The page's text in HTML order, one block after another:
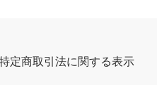
定商取引法に関する表示